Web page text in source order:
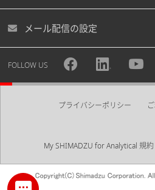
メール配信の設定
FOLLOW US
プライバシーポリシー
My SHIMADZU for Analytical 規約